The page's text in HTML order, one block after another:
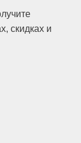
скидках и